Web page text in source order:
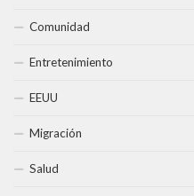
Comunidad
Entretenimiento
EEUU
Migración
Salud